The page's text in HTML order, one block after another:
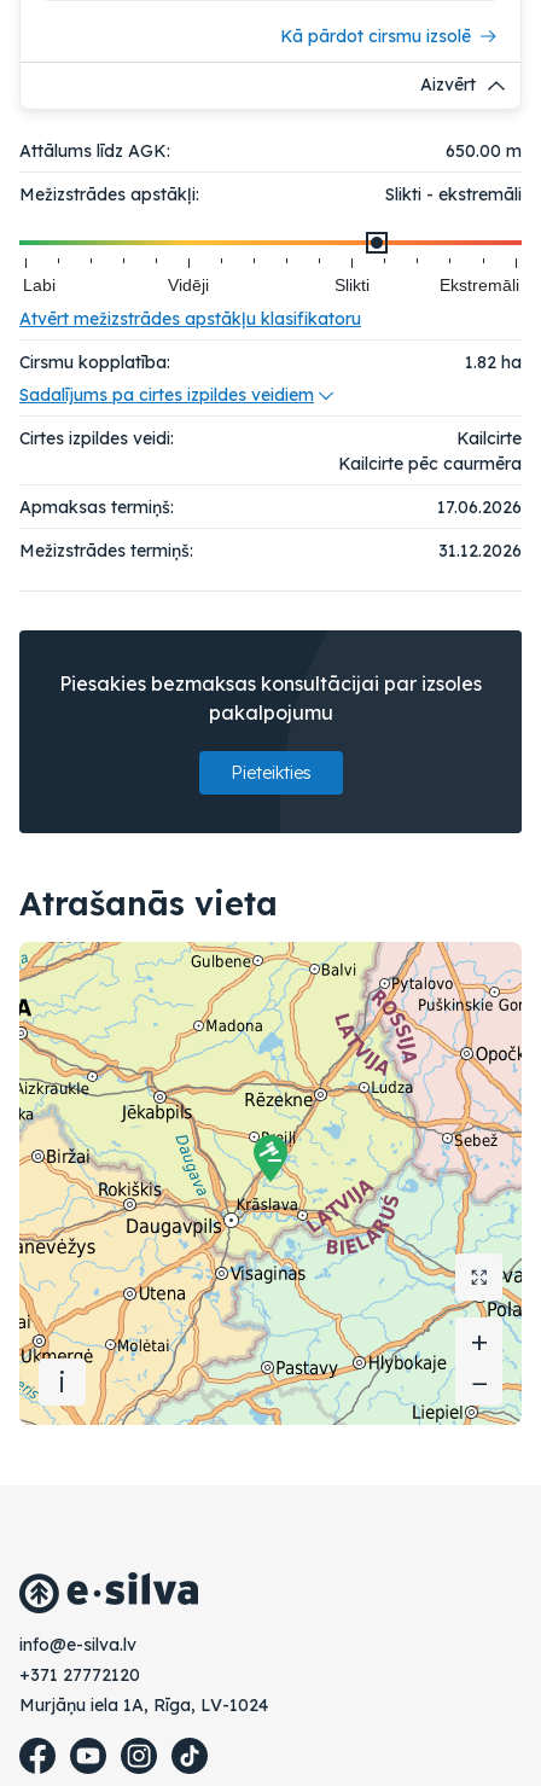
Kā pārdot cirsmu izsolē
Aizvērt
Attālums līdz AGK:
650.00 m
Mežizstrādes apstākļi:
Slikti - ekstremāli
Labi Vidēji Slikti Ekstremāli
Atvērt mežizstrādes apstākļu klasifikatoru
Cirsmu kopplatība:
1.82 ha
Sadalījums pa cirtes izpildes veidiem
Cirtes izpildes veidi:
Kailcirte
Kailcirte pēc caurmēra
Apmaksas termiņš:
17.06.2026
Mežizstrādes termiņš:
31.12.2026
Piesakies bezmaksas konsultācijai par izsoles
pakalpojumu
Pieteikties
Atrašanās vieta
+
−
i
+
−
vl.avlis-e@ofni
+371 27772120
Murjāņu iela 1A, Rīga, LV-1024